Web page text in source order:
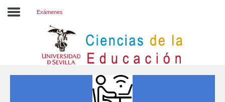
Exámenes